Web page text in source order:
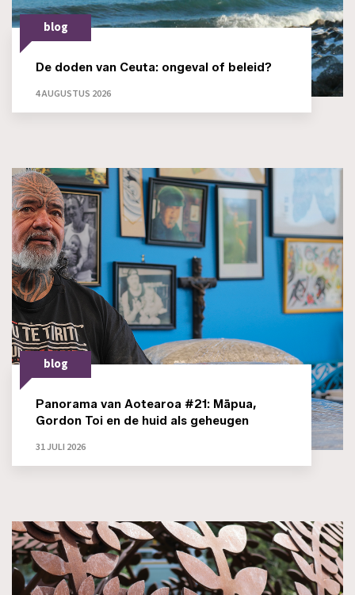
blog
De doden van Ceuta: ongeval of beleid?
4 AUGUSTUS 2026
blog
Panorama van Aotearoa #21: Māpua,
Gordon Toi en de huid als geheugen
31 JULI 2026